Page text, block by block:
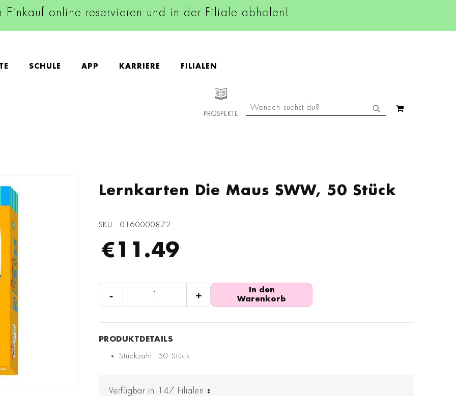
Einkauf online reservieren und in der Filiale abholen!
SCHULE APP KARRIERE FILIALEN
PROSPEKTE
SUCHE
Lernkarten Die Maus SWW, 50 Stück
SKU 0160000872
€11.49
- +
In den
Warenkorb
Stückzahl: 50 Stück
Verfügbar in 147 Filialen :